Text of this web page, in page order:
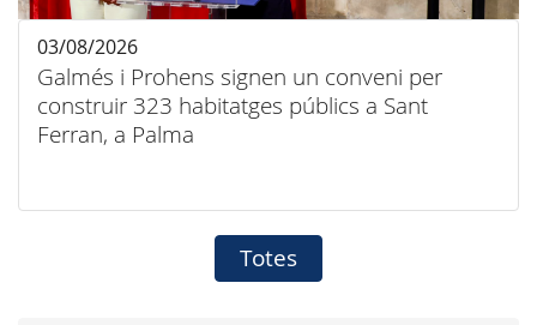
Galmés i Prohens signen un conveni per
construir 323 habitatges públics a Sant
Ferran, a Palma
03/08/2026
Totes